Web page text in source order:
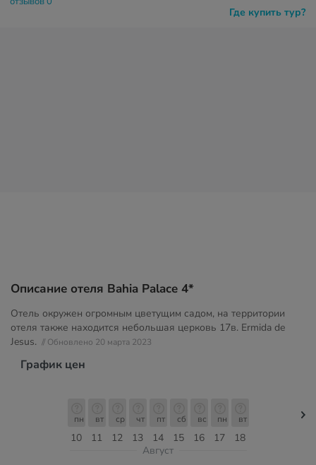
Где купить тур?
Описание отеля Bahia Palace 4*
Отель окружен огромным цветущим садом, на территории
отеля также находится небольшая церковь 17в. Ermida de
Jesus. // Обновлено 20 марта 2023
График цен
10
пн
11
вт
12
ср
13
чт
14
пт
15
сб
16
вс
17
пн
18
вт
Август